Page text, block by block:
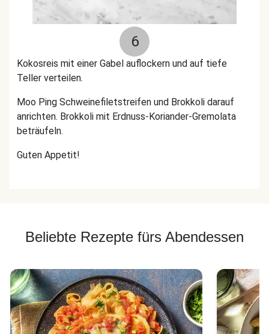
6
Kokosreis mit einer Gabel auflockern und auf tiefe
Teller verteilen.
Moo Ping Schweinefiletstreifen und Brokkoli darauf
anrichten. Brokkoli mit Erdnuss-Koriander-Gremolata
beträufeln.
Guten Appetit!
Beliebte Rezepte fürs Abendessen